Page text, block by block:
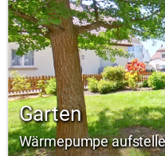
Garten
Wärmepumpe